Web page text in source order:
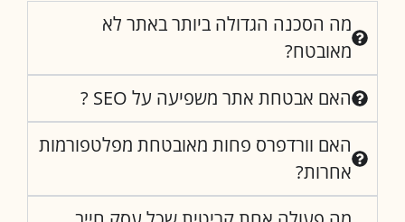
מה הסכנה הגדולה ביותר באתר לא
מאובטח?
האם אבטחת אתר משפיעה על SEO ?
האם וורדפרס פחות מאובטחת מפלטפורמות
אחרות?